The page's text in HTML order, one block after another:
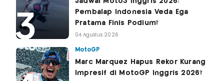
Pembalap Indonesia Veda Ega
Pratama Finis Podium?
04 Agustus 2026
MotoGP
Marc Marquez Hapus Rekor Kurang
Impresif di MotoGP Inggris 2026?